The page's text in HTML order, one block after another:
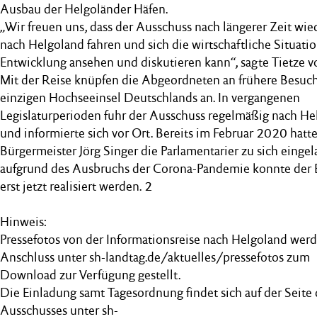
Ausbau der Helgoländer Häfen.
„Wir freuen uns, dass der Ausschuss nach längerer Zeit
nach Helgoland fahren und sich die wirtschaftliche
Entwicklung ansehen und diskutieren kann“, sagte Tietze
Mit der Reise knüpfen die Abgeordneten an frühere
einzigen Hochseeinsel Deutschlands an. In vergangenen
Legislaturperioden fuhr der Ausschuss regelmäßig nach
und informierte sich vor Ort. Bereits im Februar 2020 hatte
Bürgermeister Jörg Singer die Parlamentarier zu sich
aufgrund des Ausbruchs der Corona-Pandemie konnte der
erst jetzt realisiert werden. 2
Hinweis:
Pressefotos von der Informationsreise nach Helgoland
Anschluss unter sh-landtag.de/aktuelles/pressefotos zum
Download zur Verfügung gestellt.
Die Einladung samt Tagesordnung findet sich auf der Seite
Ausschusses unter sh-